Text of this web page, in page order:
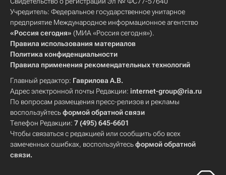
Учредитель: Федеральное государственное унитарное
предприятие Международное информационное агентство
«Россия сегодня» (МИА «Россия сегодня»).
Правила использования материалов
Политика конфиденциальности
Правила применения рекомендательных технологий
Главный редактор: Гаврилова А.В.
Адрес электронной почты Редакции: internet-group@ria.ru
По вопросам размещения пресс-релизов и рекламы
воспользуйтесьформой обратной связи
Телефон Редакции: 7 (495) 645-6601
Чтобы связаться с редакцией или сообщить обо всех
замеченных ошибках, воспользуйтесьформой обратной
связи.